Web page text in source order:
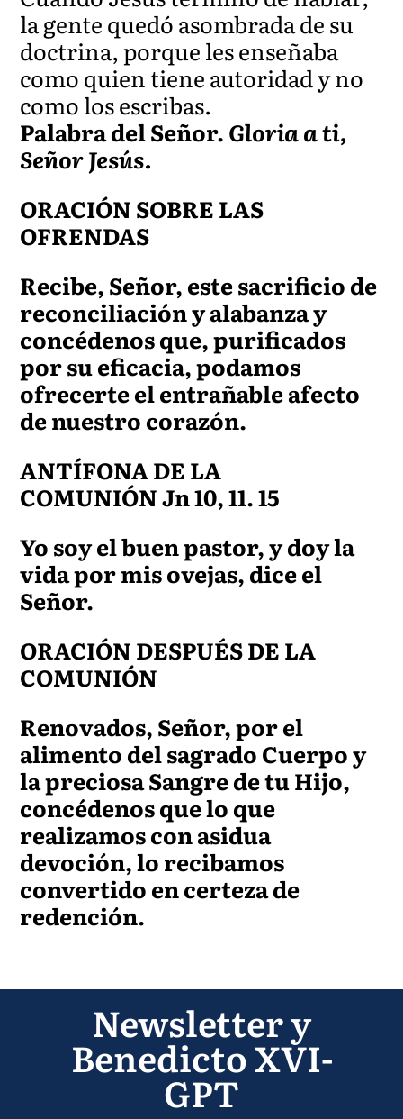
la gente quedó asombrada de su
doctrina, porque les enseñaba
como quien tiene autoridad y no
como los escribas.
Palabra del Señor.Gloria a ti,
Señor Jesús.
ORACIÓN SOBRE LAS
OFRENDAS
Recibe, Señor, este sacrificio de
reconciliación y alabanza y
concédenos que, purificados
por su eficacia, podamos
ofrecerte el entrañable afecto
de nuestro corazón.
ANTÍFONA DE LA
COMUNIÓN Jn 10, 11. 15
Yo soy el buen pastor, y doy la
vida por mis ovejas, dice el
Señor.
ORACIÓN DESPUÉS DE LA
COMUNIÓN
Renovados, Señor, por el
alimento del sagrado Cuerpo y
la preciosa Sangre de tu Hijo,
concédenos que lo que
realizamos con asidua
devoción, lo recibamos
convertido en certeza de
redención.
Newsletter y
Benedicto XVI-
GPT